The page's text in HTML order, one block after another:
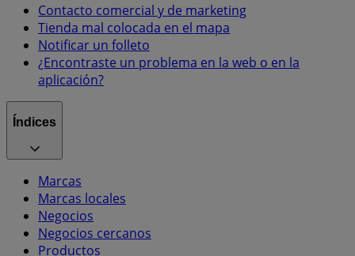
Contacto comercial y de marketing
Tienda mal colocada en el mapa
Notificar un folleto
¿Encontraste un problema en la web o en la
aplicación?
Índices
Marcas
Marcas locales
Negocios
Negocios cercanos
Productos